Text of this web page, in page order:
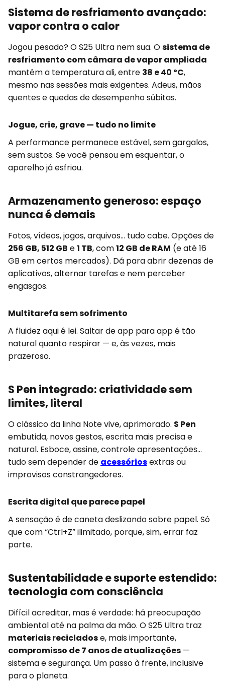
Sistema de resfriamento avançado:
vapor contra o calor
Jogou pesado? O S25 Ultra nem sua. Osistema de
resfriamento com câmara de vapor ampliada
mantém a temperatura ali, entre 38 e 40 ºC,
mesmo nas sessões mais exigentes. Adeus, mãos
quentes e quedas de desempenho súbitas.
Jogue, crie, grave — tudo no limite
A performance permanece estável, sem gargalos,
sem sustos. Se você pensou em esquentar, o
aparelho já esfriou.
Armazenamento generoso: espaço
nunca é demais
Fotos, vídeos, jogos, arquivos... tudo cabe. Opções de
256 GB, 512 GB e1 TB, com12 GB de RAM (e até 16
GB em certos mercados). Dá para abrir dezenas de
aplicativos, alternar tarefas e nem perceber
engasgos.
Multitarefa sem sofrimento
A fluidez aqui é lei. Saltar de app para app é tão
natural quanto respirar — e, às vezes, mais
prazeroso.
S Pen integrado: criatividade sem
limites, literal
O clássico da linha Note vive, aprimorado. S Pen
embutida, novos gestos, escrita mais precisa e
natural. Esboce, assine, controle apresentações...
tudo sem depender de acessóriosextras ou
improvisos constrangedores.
Escrita digital que parece papel
A sensação é de caneta deslizando sobre papel. Só
que com “Ctrl+Z” ilimitado, porque, sim, errar faz
parte.
Sustentabilidade e suporte estendido:
tecnologia com consciência
Difícil acreditar, mas é verdade: há preocupação
ambiental até na palma da mão. O S25 Ultra traz
materiais recicladose, mais importante,
compromisso de 7 anos de atualizações —
sistema e segurança. Um passo à frente, inclusive
para o planeta.